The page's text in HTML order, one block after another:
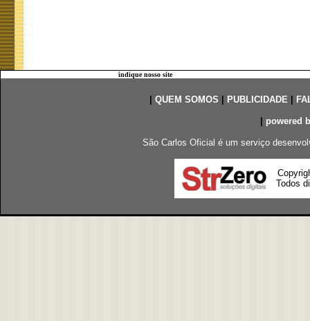
indique nosso site
QUEM SOMOS PUBLICIDADE|
powered
São Carlos Oficial é um serviço
Todos